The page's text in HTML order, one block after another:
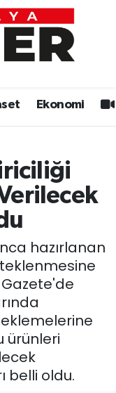
Ekonomi
hazırlanan
ürünleri
belli oldu.
Haritası
Fikstür